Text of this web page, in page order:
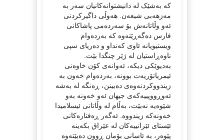
کە بەشێک لە دانیشتوانەکانیان سەر بە
مەزهەبی شیعەن. هەوڵی داگیرکردنی
ئەو وڵاتانەش بۆ سەردەمی پاشاکانی
فارس دەگەڕێتەوە کە بەردەوام
ویستیویانە ئاوی کەنداو و دەریای سپی
ناوەڕاستیان لە ژێر چنگدا بێت.
بەدیوێکی دیکە، ئەوانەی کۆن خاوەنی
ئیمریاتۆریەت بوونە، بەردەوام خەون بە
زیندووکردنەوەی دەبینن، ڕەنگە لە بەشە
ئەوڕووپییەکەی جیهان ئەو خەونە بەو
شێوەیە نەبێت، بەڵام لە وڵاتانی ئیسلامیدا
خەونەکە زیندووە. ئەگەر ڕەفتارەکانی
ئێستای ئێرانییەکان لە عێراق بکەینە
پێوەر، بە ئاسانی بۆمان ڕوون دەبێتەوە